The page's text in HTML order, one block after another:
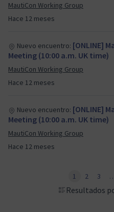
Hace 12 meses
MautiCon Working Group
Hace 12 meses
Nuevo encuentro: [ONLINE]
Meeting (10:00 a.m. UK time)
MautiCon Working Group
Hace 12 meses
Nuevo encuentro: [ONLINE]
Meeting (10:00 a.m. UK time)
MautiCon Working Group
Resultados
1 2 3